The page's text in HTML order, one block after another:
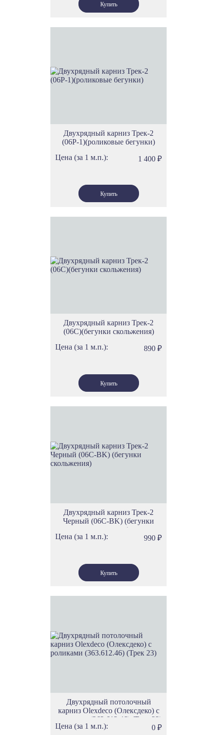
Двухрядный карниз Трек-2
(06Р-1)(роликовые бегунки)
Цена (за 1 м.п.):
1 400 ₽
Двухрядный карниз Трек-2
(06С)(бегунки скольжения)
Цена (за 1 м.п.):
890 ₽
Двухрядный карниз Трек-2
Черный (06С-BK) (бегунки
скольжения)
Цена (за 1 м.п.):
990 ₽
Двухрядный потолочный
карниз Olexdeco (Олексдеко) c
роликами (363.612.46) (Трек 23)
Цена (за 1 м.п.):
0 ₽